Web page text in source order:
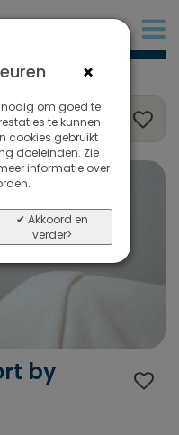
stress
Som, Al
by
×
nodig om goed te
te kunnen
cookies gebruikt
doeleinden. Zie
informatie over
✔ Akkoord en
verder>